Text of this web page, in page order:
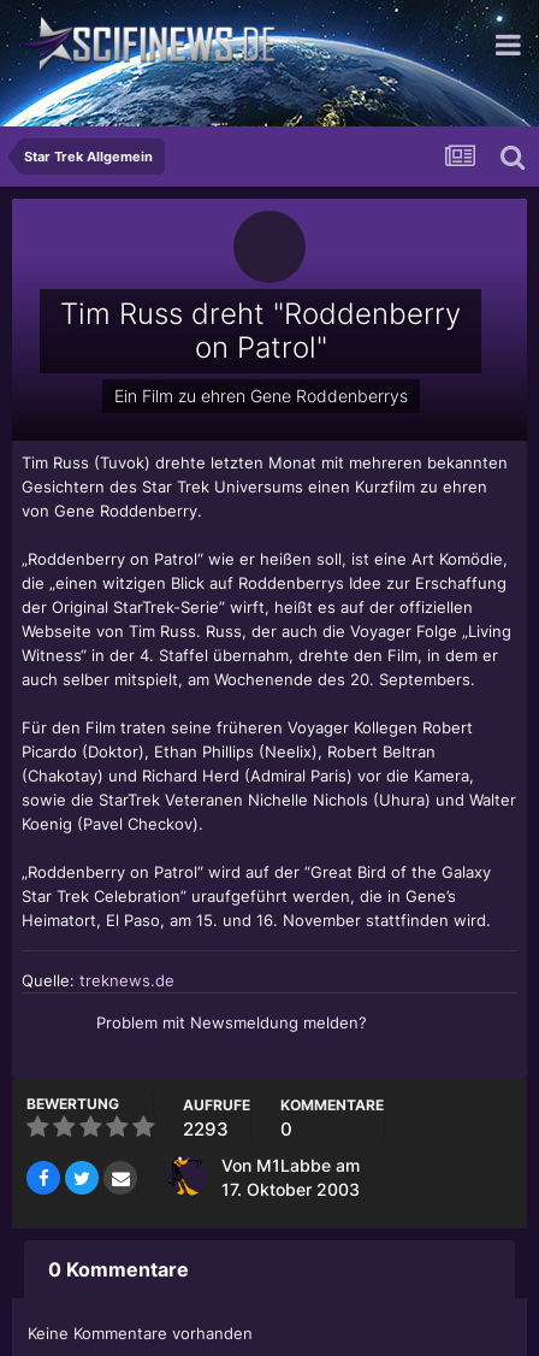
...wir sind die besseren Tänzer!
Star Trek Allgemein
Tim Russ dreht "Roddenberry
on Patrol"
Ein Film zu ehren Gene Roddenberrys
Tim Russ (Tuvok) drehte letzten Monat mit mehreren bekannten
Gesichtern des Star Trek Universums einen Kurzfilm zu ehren
von Gene Roddenberry.
„Roddenberry on Patrol“ wie er heißen soll, ist eine Art Komödie,
die „einen witzigen Blick auf Roddenberrys Idee zur Erschaffung
der Original StarTrek-Serie” wirft, heißt es auf der offiziellen
Webseite von Tim Russ. Russ, der auch die Voyager Folge „Living
Witness“ in der 4. Staffel übernahm, drehte den Film, in dem er
auch selber mitspielt, am Wochenende des 20. Septembers.
Für den Film traten seine früheren Voyager Kollegen Robert
Picardo (Doktor), Ethan Phillips (Neelix), Robert Beltran
(Chakotay) und Richard Herd (Admiral Paris) vor die Kamera,
sowie die StarTrek Veteranen Nichelle Nichols (Uhura) und Walter
Koenig (Pavel Checkov).
„Roddenberry on Patrol“ wird auf der “Great Bird of the Galaxy
Star Trek Celebration” uraufgeführt werden, die in Gene’s
Heimatort, El Paso, am 15. und 16. November stattfinden wird.
Quelle: treknews.de
Problem mit Newsmeldung melden?
BEWERTUNG AUFRUFE
2293
KOMMENTARE
0
Von M1Labbe am
17. Oktober 2003
0 Kommentare
Keine Kommentare vorhanden